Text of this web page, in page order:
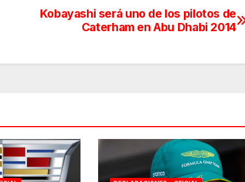
Kobayashi será uno de los pilotos de
Caterham en Abu Dhabi 2014